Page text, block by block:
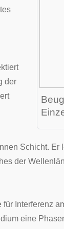
der
Schicht. Er
der
Interferenz
eine